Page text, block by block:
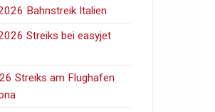
Bahnstreik Italien
Streiks bei easyjet
Streiks am Flughafen